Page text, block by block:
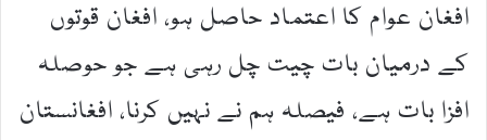
افغان عوام کا اعتماد حاصل ہو، افغان قوتوں
کے درمیان بات چیت چل رہی ہے جو حوصلہ
افزا بات ہے، فیصلہ ہم نے نہیں کرنا، افغانستان